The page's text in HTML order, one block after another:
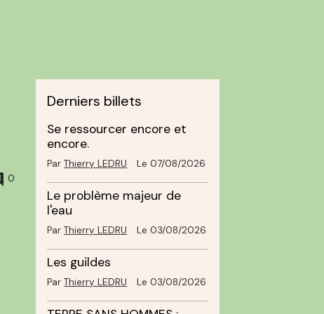
0
Derniers billets
Se ressourcer encore et
encore.
ParThierry LEDRU Le 07/08/2026
Le problème majeur de
l'eau
ParThierry LEDRU Le 03/08/2026
Les guildes
ParThierry LEDRU Le 03/08/2026